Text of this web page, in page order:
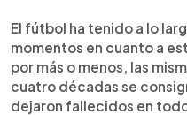
► Escuchar artículo
El fútbol ha tenido a lo
momentos en cuanto a
por más o menos, las
cuatro décadas se
dejaron fallecidos en